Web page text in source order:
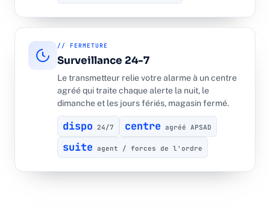
// FERMETURE
Surveillance 24-7
Le transmetteur relie votre alarme à un centre
agréé qui traite chaque alerte la nuit, le
dimanche et les jours fériés, magasin fermé.
dispo 24/7 centre agréé APSAD
suite agent / forces de l'ordre